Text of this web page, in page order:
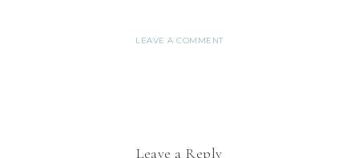
LEAVE A COMMENT
Leave a Reply